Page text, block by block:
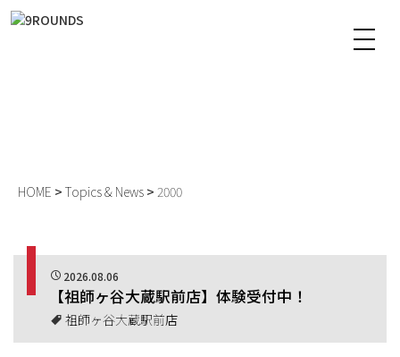
HOME Topics & News 2000
2026.08.06
【祖師ヶ谷大蔵駅前店】体験受付中！
祖師ヶ谷大蔵駅前店